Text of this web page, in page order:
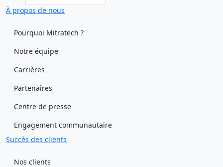
À propos de nous
Pourquoi Mitratech ?
Notre équipe
Carrières
Partenaires
Centre de presse
Engagement communautaire
Succès des clients
Nos clients